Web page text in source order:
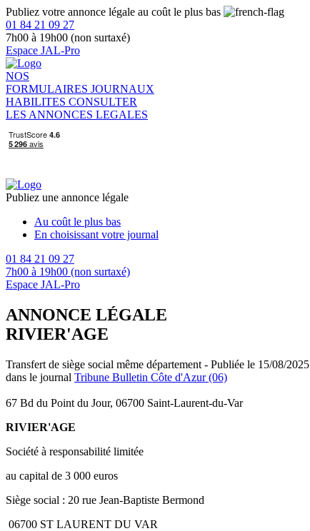
Publiez votre annonce légale au coût le plus bas
01 84 21 09 27
7h00 à 19h00 (non surtaxé)
Espace JAL-Pro
NOS
FORMULAIRES JOURNAUX
HABILITES CONSULTER
LES ANNONCES LEGALES
Publiez une annonce légale
Au coût le plus bas
En choisissant votre journal
01 84 21 09 27
7h00 à 19h00 (non surtaxé)
Espace JAL-Pro
ANNONCE LÉGALE
RIVIER'AGE
Transfert de siège social même département - Publiée le 15/08/2025
dans le journal Tribune Bulletin Côte d'Azur (06)
67 Bd du Point du Jour, 06700 Saint-Laurent-du-Var
RIVIER'AGE
Société à responsabilité limitée
au capital de 3 000 euros
Siège social : 20 rue Jean-Baptiste Bermond
06700 ST LAURENT DU VAR